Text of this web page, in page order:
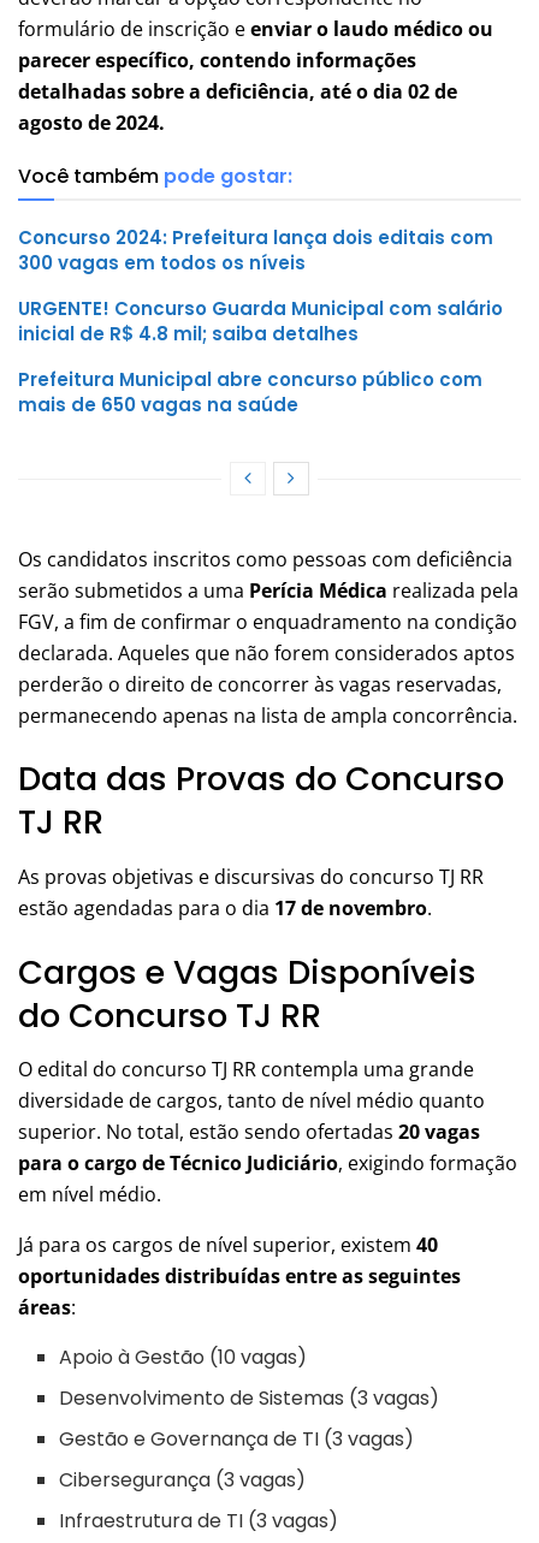
formulário de inscrição eenviar o laudo médico ou
parecer específico, contendo informações
detalhadas sobre a deficiência, até o dia 02 de
agosto de 2024.
Você também pode gostar:
Concurso 2024: Prefeitura lança dois editais com
300 vagas em todos os níveis
URGENTE! Concurso Guarda Municipal com salário
inicial de R$ 4.8 mil; saiba detalhes
Prefeitura Municipal abre concurso público com
mais de 650 vagas na saúde
Os candidatos inscritos como pessoas com deficiência
serão submetidos a uma Perícia Médica realizada pela
FGV, a fim de confirmar o enquadramento na condição
declarada. Aqueles que não forem considerados aptos
perderão o direito de concorrer às vagas reservadas,
permanecendo apenas na lista de ampla concorrência.
Data das Provas do Concurso
TJ RR
As provas objetivas e discursivas do concurso TJ RR
estão agendadas para o dia 17 de novembro.
Cargos e Vagas Disponíveis
do Concurso TJ RR
O edital do concurso TJ RR contempla uma grande
diversidade de cargos, tanto de nível médio quanto
superior. No total, estão sendo ofertadas 20 vagas
para o cargo de Técnico Judiciário, exigindo formação
em nível médio.
Já para os cargos de nível superior, existem 40
oportunidades distribuídas entre as seguintes
áreas:
Apoio à Gestão (10 vagas)
Desenvolvimento de Sistemas (3 vagas)
Gestão e Governança de TI (3 vagas)
Cibersegurança (3 vagas)
Infraestrutura de TI (3 vagas)